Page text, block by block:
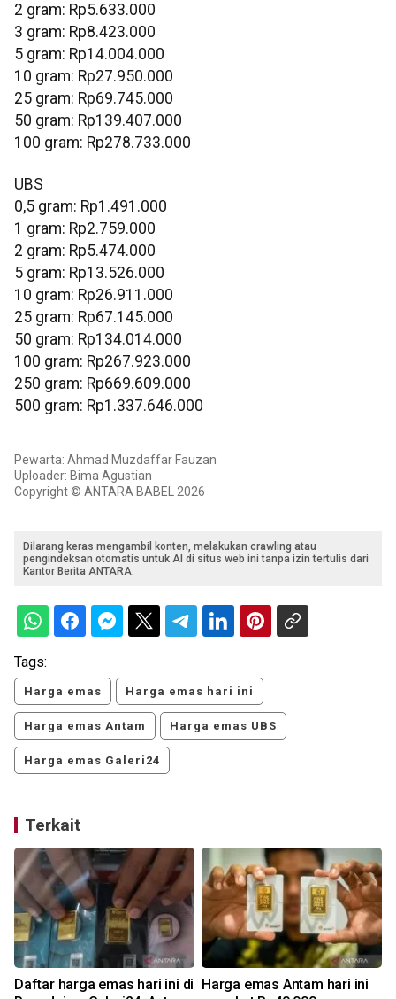
‎2 gram: Rp5.633.000
3 gram: Rp8.423.000
‎5 gram: Rp14.004.000
10 gram: Rp27.950.000
‎25 gram: Rp69.745.000
‎50 gram: Rp139.407.000
‎100 gram: Rp278.733.000
UBS
0,5 gram: Rp1.491.000
‎1 gram: Rp2.759.000
‎2 gram: Rp5.474.000
‎5 gram: Rp13.526.000
10 gram: Rp26.911.000
‎25 gram: Rp67.145.000
‎50 gram: Rp134.014.000
‎100 gram: Rp267.923.000
250 gram: Rp669.609.000
‎500 gram: Rp1.337.646.000
Pewarta: Ahmad Muzdaffar Fauzan
Uploader: Bima Agustian
Copyright © ANTARA BABEL 2026
Dilarang keras mengambil konten, melakukan crawling atau
pengindeksan otomatis untuk AI di situs web ini tanpa izin tertulis dari
Kantor Berita ANTARA.
Tags:
Harga emas Harga emas hari ini
Harga emas Antam Harga emas UBS
Harga emas Galeri24
Terkait
Daftar harga emas hari ini di Harga emas Antam hari ini